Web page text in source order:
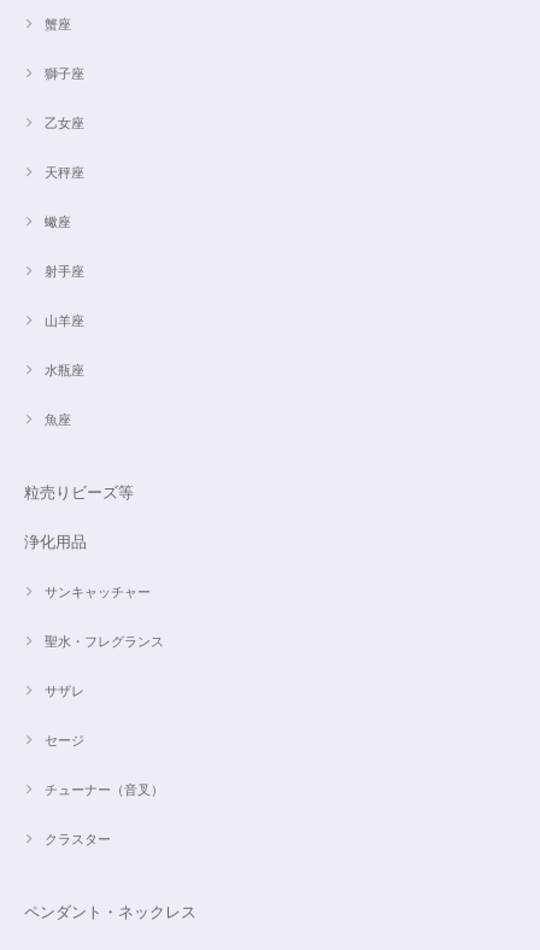
蟹座
獅子座
乙女座
天秤座
蠍座
射手座
山羊座
水瓶座
魚座
粒売りビーズ等
浄化用品
サンキャッチャー
聖水・フレグランス
サザレ
セージ
チューナー（音叉）
クラスター
ペンダント・ネックレス